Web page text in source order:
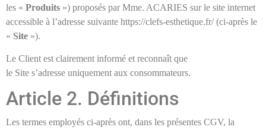
les « Produits ») proposés par Mme. ACARIES sur le site internet
accessible à l’adresse suivante https://clefs-esthetique.fr/(ci-après le
« Site »).
Le Client est clairement informé et reconnaît que
le Site s’adresse uniquement aux consommateurs.
Article 2. Définitions
Les termes employés ci-après ont, dans les présentes CGV, la